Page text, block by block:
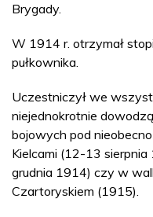
Brygady.
W 1914 r. otrzymał
pułkownika.
Uczestniczył we
niejednokrotnie
bojowych pod
Kielcami (12-13
grudnia 1914) czy w
Czartoryskiem (1915).